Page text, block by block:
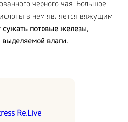
черного чая. Большое
в нем является вяжущим
сужать потовые железы,
выделяемой влаги.
Re.Live